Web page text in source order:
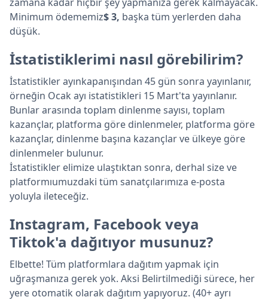
Minimum ödememiz$ 3, başka tüm yerlerden daha
düşük.
İstatistiklerimi nasıl görebilirim?
İstatistikler ayınkapanışından 45 gün sonra yayınlanır,
örneğin Ocak ayı istatistikleri 15 Mart'ta yayınlanır.
Bunlar arasında toplam dinlenme sayısı, toplam
kazançlar, platforma göre dinlenmeler, platforma göre
kazançlar, dinlenme başına kazançlar ve ülkeye göre
dinlenmeler bulunur.
İstatistikler elimize ulaştıktan sonra, derhal size ve
platformıumuzdaki tüm sanatçılarımıza e-posta
yoluyla ileteceğiz.
Instagram, Facebook veya
Tiktok'a dağıtıyor musunuz?
Elbette! Tüm platformlara dağıtım yapmak için
uğraşmanıza gerek yok. Aksi Belirtilmediği sürece, her
yere otomatik olarak dağıtım yapıyoruz. (40+ ayrı